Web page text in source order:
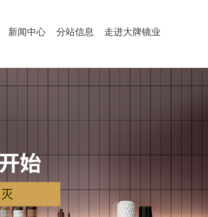
新闻中心 分站信息 走进大牌镜业